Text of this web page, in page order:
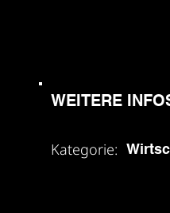
WEITERE
Kategorie: